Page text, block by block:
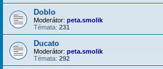
Doblo
Moderátor: peta.smolik
Témata: 231
Ducato
Moderátor: peta.smolik
Témata: 292